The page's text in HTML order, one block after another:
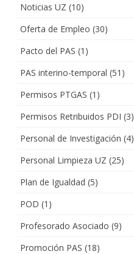
Noticias UZ (10)
Oferta de Empleo (30)
Pacto del PAS (1)
PAS interino-temporal (51)
Permisos PTGAS (1)
Permisos Retribuidos PDI (3)
Personal de Investigación (4)
Personal Limpieza UZ (25)
Plan de Igualdad (5)
POD (1)
Profesorado Asociado (9)
Promoción PAS (18)